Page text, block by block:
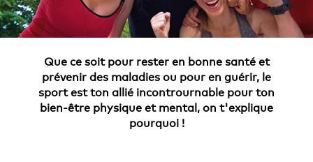
Que ce soit pour rester en bonne santé et
prévenir des maladies ou pour en guérir, le
sport est ton allié incontrournable pour ton
bien-être physique et mental, on t'explique
pourquoi !